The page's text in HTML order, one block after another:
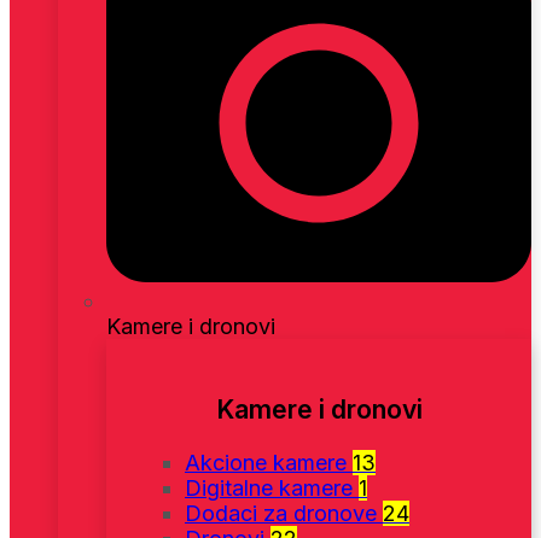
Kamere i dronovi
Kamere i dronovi
Akcione kamere 13
Digitalne kamere 1
Dodaci za dronove 24